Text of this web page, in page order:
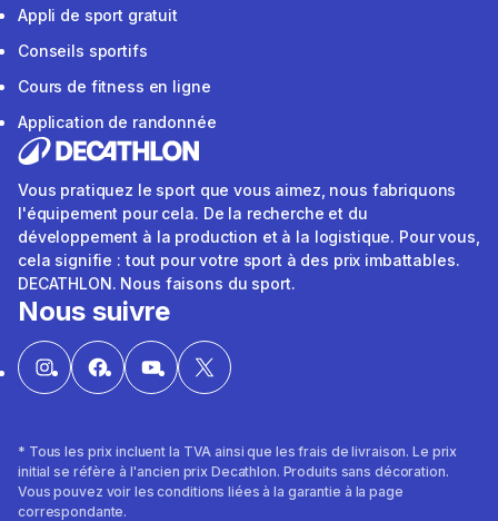
Appli de sport gratuit
Conseils sportifs
Cours de fitness en ligne
Application de randonnée
Vous pratiquez le sport que vous aimez, nous fabriquons
l'équipement pour cela. De la recherche et du
développement à la production et à la logistique. Pour vous,
cela signifie : tout pour votre sport à des prix imbattables.
DECATHLON. Nous faisons du sport.
Nous suivre
* Tous les prix incluent la TVA ainsi que les frais de livraison. Le prix
initial se réfère à l'ancien prix Decathlon. Produits sans décoration.
Vous pouvez voir les conditions liées à la garantie à la page
correspondante.